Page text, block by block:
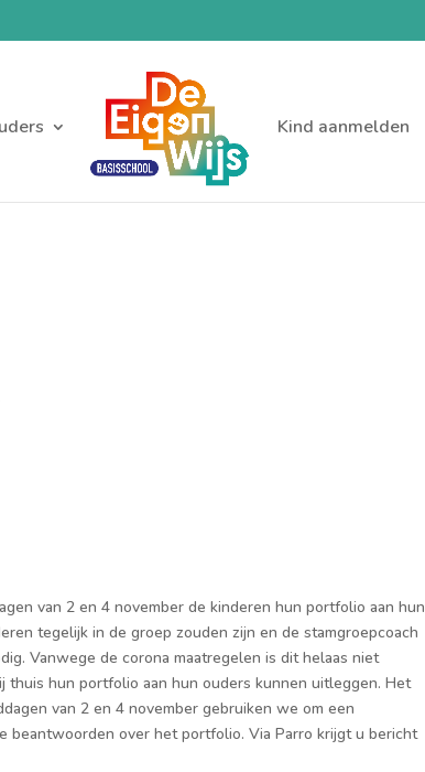
Kind aanmelden
van 2 en 4 november de kinderen hun portfolio aan hun
tegelijk in de groep zouden zijn en de stamgroepcoach
Vanwege de corona maatregelenis dit helaas niet
thuis hun portfolio aan hun ouders kunnen uitleggen. Het
van 2 en 4 november gebruiken we om een
beantwoorden over het portfolio. Via Parro krijgt u bericht